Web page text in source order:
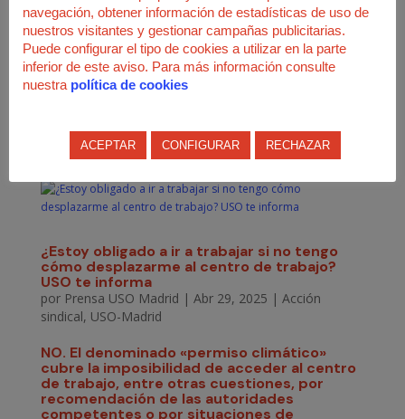
prioritariospara defender los derechos de las
personas trabajadoras en los centros de trabajo.
#USOTeForma#ConstruyendoFuturo
¿Estoy obligado a ir a trabajar si no tengo
cómo desplazarme al centro de trabajo?
USO te informa
por Prensa USO Madrid | Abr 29, 2025 | Acción
sindical, USO-Madrid
NO. El denominado «permiso climático»
cubre la imposibilidad de acceder al centro
de trabajo, entre otras cuestiones, por
recomendación de las autoridades
competentes o por situaciones de
navegación, obtener información de estadísticas de uso de
nuestros visitantes y gestionar campañas publicitarias.
Puede configurar el tipo de cookies a utilizar en la parte
inferior de este aviso. Para más información consulte
nuestra política de cookies
ACEPTAR CONFIGURAR RECHAZAR